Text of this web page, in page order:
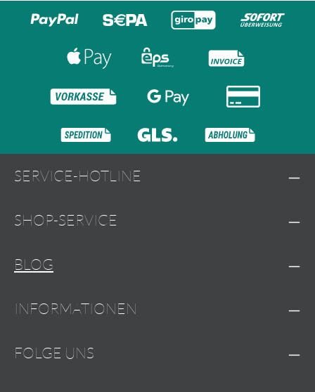
SERVICE-HOTLINE
SHOP-SERVICE
BLOG
INFORMATIONEN
FOLGE UNS